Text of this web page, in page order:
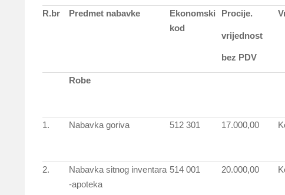
R.br Predmet nabavke
Ekonomski
kod
Procije.
vrijednost
bez PDV
Robe
1. Nabavka goriva 512 301 17.000,00
2.
Nabavka sitnog inventara
-apoteka
514 001 20.000,00